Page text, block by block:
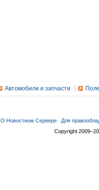
Автомобили и запчасти
О Новостном Сервере
Для
Copyright